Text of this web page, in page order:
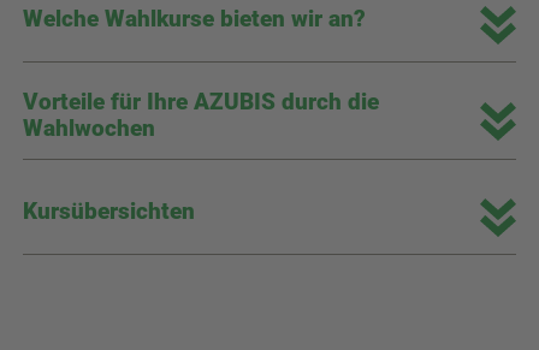
Welche Wahlkurse bieten wir an?
Vorteile für Ihre AZUBIS durch die
Wahlwochen
Kursübersichten